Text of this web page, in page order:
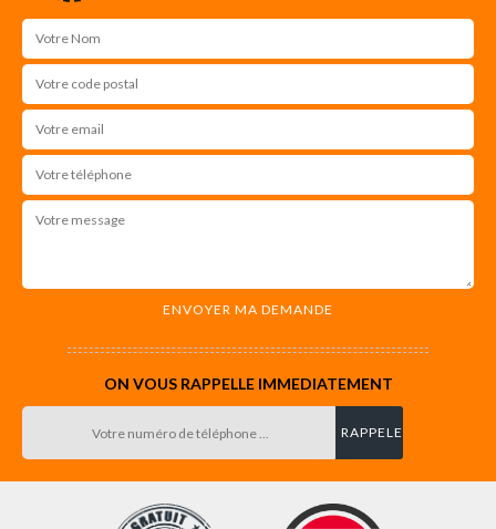
ON VOUS RAPPELLE IMMEDIATEMENT